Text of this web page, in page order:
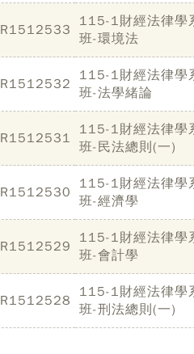
R1512533
115-1財經法律學
班-環境法
R1512532
115-1財經法律學
班-法學緒論
R1512531
115-1財經法律學
班-民法總則(一)
R1512530
115-1財經法律學
班-經濟學
R1512529
115-1財經法律學
班-會計學
R1512528
115-1財經法律學
班-刑法總則(一)